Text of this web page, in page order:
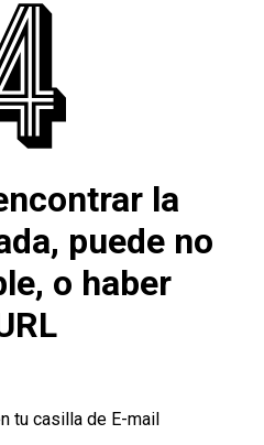
la
puede no
o haber
tu casilla de E-mail